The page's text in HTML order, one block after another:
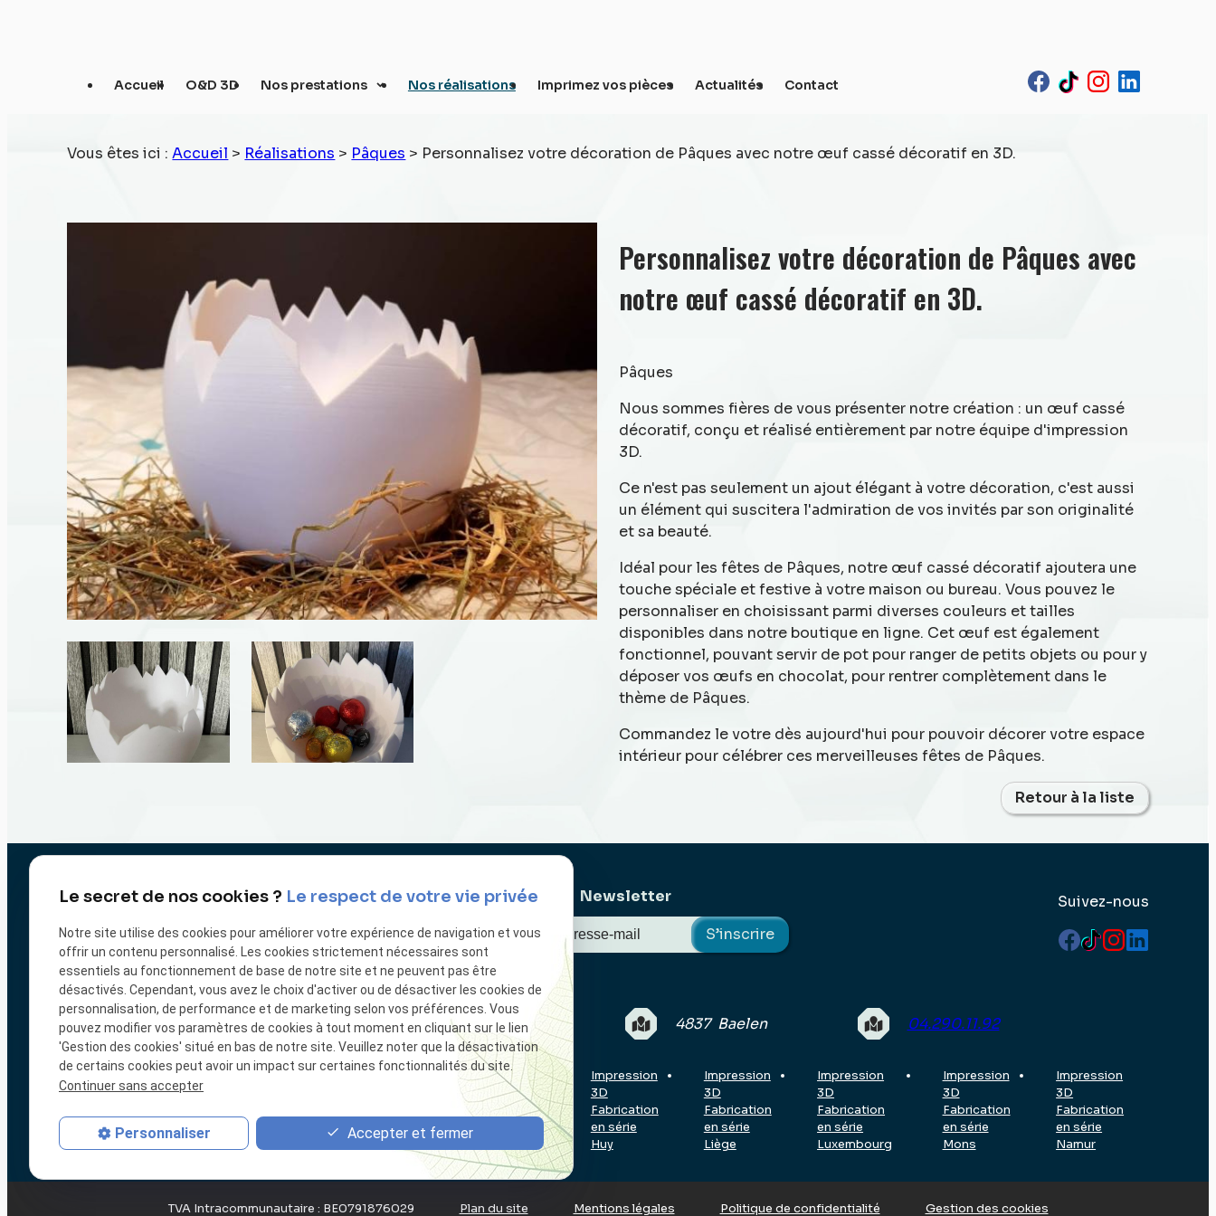
Accueil O&D 3D Nos prestations Nos réalisations Imprimez vos pièces Actualités Contact
Vous êtes ici :Accueil > Réalisations > Pâques > Personnalisez votre décoration de Pâques avec notre œuf cassé décoratif en 3D.
Personnalisez votre décoration de Pâques avec
notre œuf cassé décoratif en 3D.
Pâques
Nous sommes fières de vous présenter notre création : un œuf cassé
décoratif, conçu et réalisé entièrement par notre équipe d'impression
3D.
Ce n'est pas seulement un ajout élégant à votre décoration, c'est aussi
un élément qui suscitera l'admiration de vos invités par son originalité
et sa beauté.
Idéal pour les fêtes de Pâques, notre œuf cassé décoratif ajoutera une
touche spéciale et festive à votre maison ou bureau. Vous pouvez le
personnaliser en choisissant parmi diverses couleurs et tailles
disponibles dans notre boutique en ligne. Cet œuf est également
fonctionnel, pouvant servir de pot pour ranger de petits objets ou pour y
déposer vos œufs en chocolat, pour rentrer complètement dans le
thème de Pâques.
Commandez le votre dès aujourd'hui pour pouvoir décorer votre espace
intérieur pour célébrer ces merveilleuses fêtes de Pâques.
Retour à la liste
Newsletter Suivez-nous
Ouverture : 9H00 - 17H00 | 5/7 jours 4837 Baelen 04.290.11.92
Impression
3D
en série
Impression
en série
Bruges
Impression
en série
Charleroi
Impression
3D
Fabrication
Impression
3D
Fabrication
en série
Huy
Impression
3D
Fabrication
en série
Liège
Impression
3D
Fabrication
en série
Luxembourg
Impression
3D
Fabrication
en série
Mons
Impression
3D
Fabrication
en série
Namur
TVA Intracommunautaire : BE0791876029 Plan du site Mentions légales Politique de confidentialité Gestion des cookies
Le secret de nos cookies ? Le respect de votre vie privée
Notre site utilise des cookies pour améliorer votre expérience de navigation et vous
offrir un contenu personnalisé. Les cookies strictement nécessaires sont
essentiels au fonctionnement de base de notre site et ne peuvent pas être
désactivés. Cependant, vous avez le choix d'activer ou de désactiver les cookies de
personnalisation, de performance et de marketing selon vos préférences. Vous
pouvez modifier vos paramètres de cookies à tout moment en cliquant sur le lien
'Gestion des cookies' situé en bas de notre site. Veuillez noter que la désactivation
de certains cookies peut avoir un impact sur certaines fonctionnalités du site.
Continuer sans accepter
Personnaliser Accepter et fermer